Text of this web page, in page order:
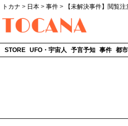
トカナ > 日本 > 事件 >
【未解決事件】閲覧
STORE UFO・宇宙人 予言予知 事件 都